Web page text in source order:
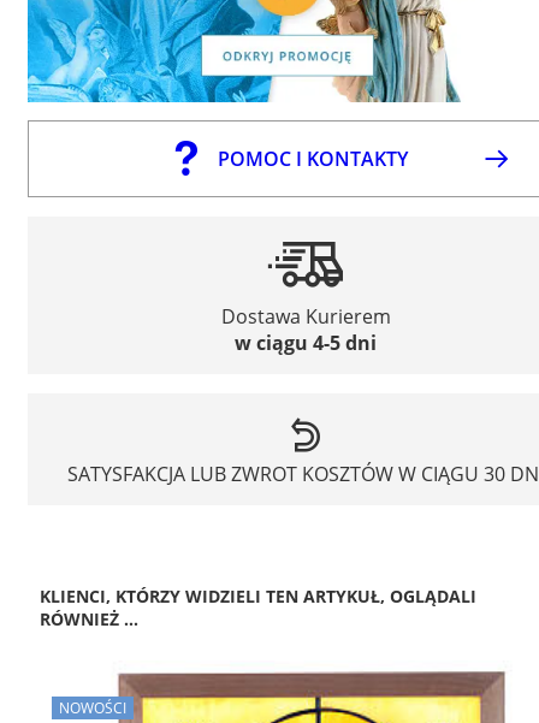
POMOC I KONTAKTY
Dostawa Kurierem
w ciągu 4-5 dni
SATYSFAKCJA LUB ZWROT KOSZTÓW W CIĄGU 30
KLIENCI, KTÓRZY WIDZIELI TEN ARTYKUŁ, OGLĄDALI
RÓWNIEŻ ...
NOWOŚCI